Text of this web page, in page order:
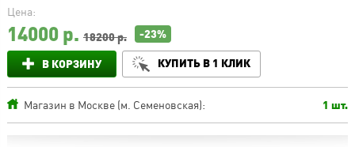
Цена:
14000р. 18200 р. -23%
В КОРЗИНУ КУПИТЬ В 1 КЛИК
Магазин в Москве (м. Семеновская): 1 шт.